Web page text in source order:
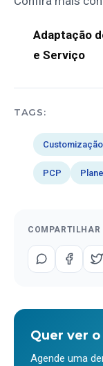
Adaptação
e Serviço
TAGS:
Customização
PCP
COMPARTILHAR
Quer ver o
Agende uma